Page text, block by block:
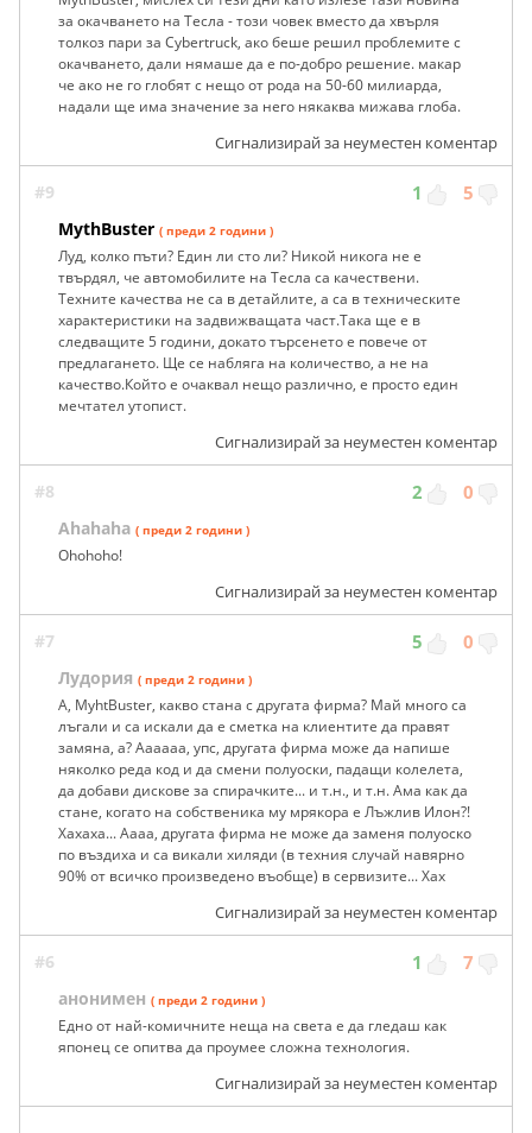
за окачването на Тесла - този човек вместо да хвърля
толкоз пари за Cybertruck, ако беше решил проблемите с
окачването, дали нямаше да е по-добро решение. макар
че ако не го глобят с нещо от рода на 50-60 милиарда,
надали ще има значение за него някаква мижава глоба.
Сигнализирай за неуместен коментар
#9 1 5
MythBuster ( преди 2 години )
Луд, колко пъти? Един ли сто ли? Никой никога не е
твърдял, че автомобилите на Тесла са качествени.
Техните качества не са в детайлите, а са в техническите
характеристики на задвижващата част.Така ще е в
следващите 5 години, докато търсенето е повече от
предлагането. Ще се набляга на количество, а не на
качество.Който е очаквал нещо различно, е просто един
мечтател утопист.
Сигнализирай за неуместен коментар
#8 2 0
Ahahaha ( преди 2 години )
Ohohoho!
Сигнализирай за неуместен коментар
#7 5 0
Лудория ( преди 2 години )
А, MyhtBuster, какво стана с другата фирма? Май много са
лъгали и са искали да е сметка на клиентите да правят
замяна, а? Аааааа, упс, другата фирма може да напише
няколко реда код и да смени полуоски, падащи колелета,
да добави дискове за спирачките... и т.н., и т.н. Ама как да
стане, когато на собственика му мрякора е Лъжлив Илон?!
Хахаха... Аааа, другата фирма не може да заменя полуоско
по въздиха и са викали хиляди (в техния случай навярно
90% от всичко произведено въобще) в сервизите... Хах
Сигнализирай за неуместен коментар
#6 1 7
анонимен ( преди 2 години )
Едно от най-комичните неща на света е да гледаш как
японец се опитва да проумее сложна технология.
Сигнализирай за неуместен коментар